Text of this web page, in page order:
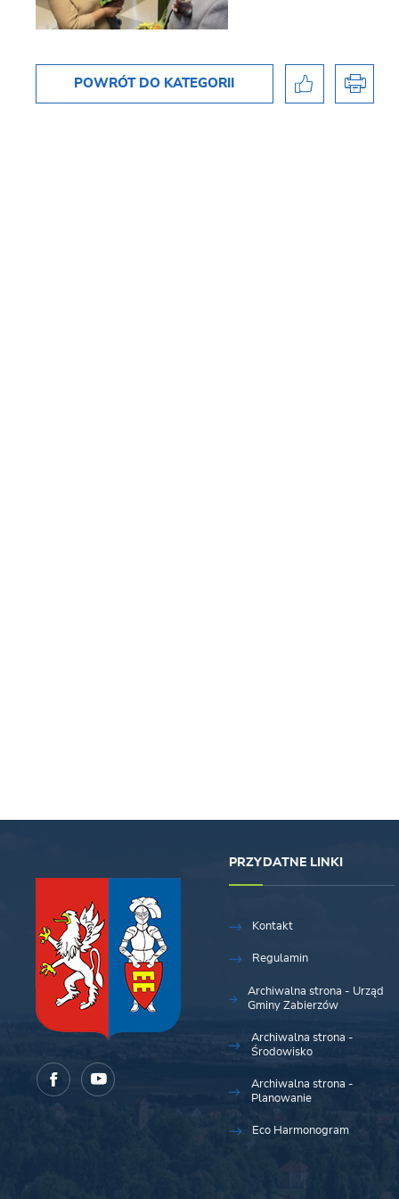
POWRÓT DO KATEGORII
PRZYDATNE LINKI
Kontakt
Regulamin
Archiwalna strona - Urząd
Gminy Zabierzów
Archiwalna strona -
Środowisko
Archiwalna strona -
Planowanie
Eco Harmonogram